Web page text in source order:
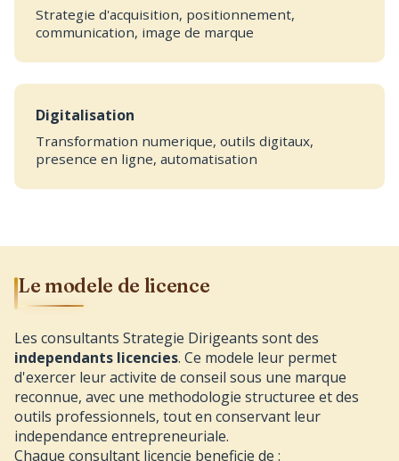
Strategie d'acquisition, positionnement,
communication, image de marque
Digitalisation
Transformation numerique, outils digitaux,
presence en ligne, automatisation
Le modele de licence
Les consultants Strategie Dirigeants sont des
independants licencies. Ce modele leur permet
d'exercer leur activite de conseil sous une marque
reconnue, avec une methodologie structuree et des
outils professionnels, tout en conservant leur
independance entrepreneuriale.
Chaque consultant licencie beneficie de :